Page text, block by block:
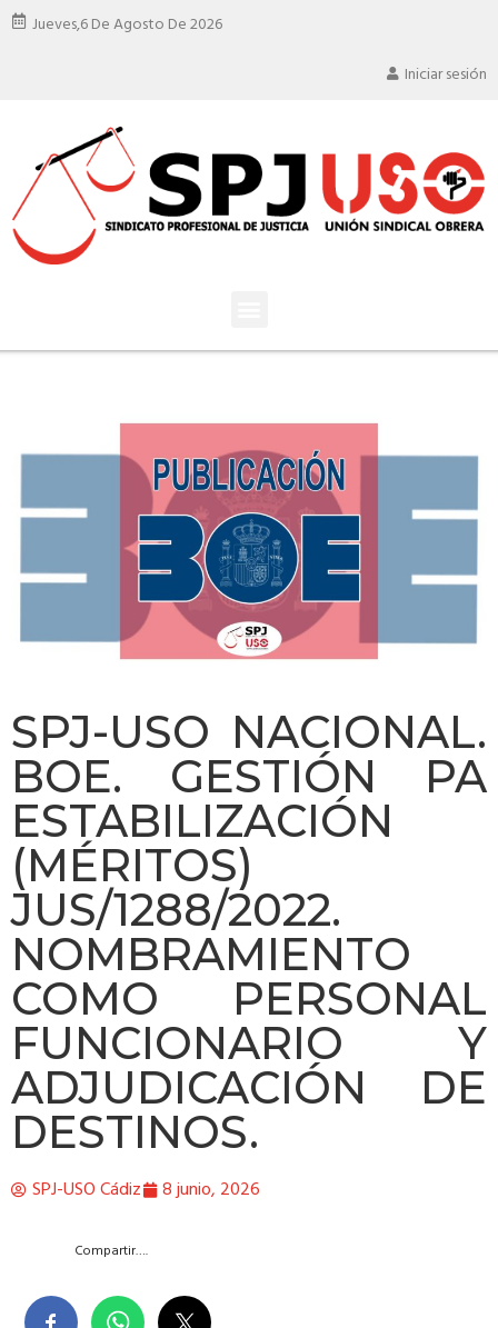
Jueves,6 De Agosto De 2026
Iniciar sesión
SPJ-USO NACIONAL.
BOE. GESTIÓN PA
ESTABILIZACIÓN
(MÉRITOS)
JUS/1288/2022.
NOMBRAMIENTO
COMO PERSONAL
FUNCIONARIO Y
ADJUDICACIÓN DE
DESTINOS.
SPJ-USO Cádiz 8 junio, 2026
Compartir….